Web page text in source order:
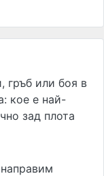
гръб или боя в
кое е най-
зад плота